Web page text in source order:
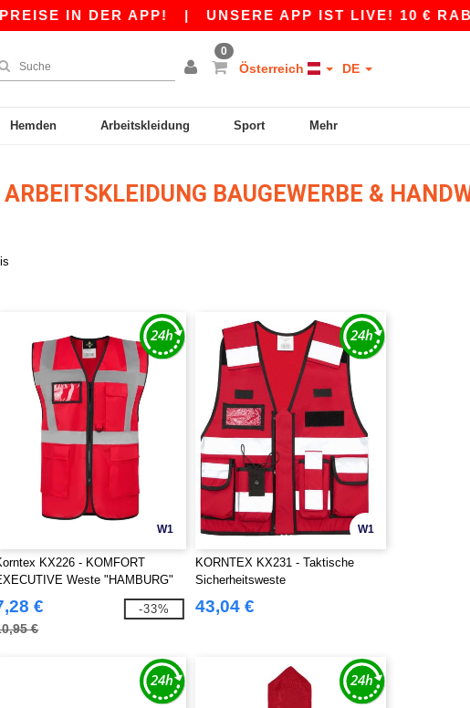
IN DER APP!| UNSERE APP IST LIVE! 10 €
0
Österreich DE
Hemden Arbeitskleidung Sport Mehr
BAUGEWERBE &
W1
KX226 - KOMFORT
Weste "HAMBURG"
€
€
-33%
W1
KORNTEX KX231 - Taktische
Sicherheitsweste
43,04 €